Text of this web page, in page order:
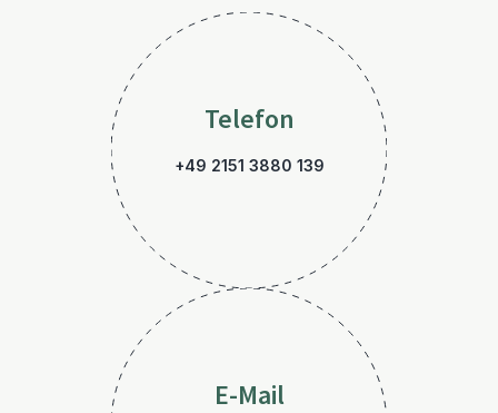
Telefon
+49 2151 3880 139
E-Mail